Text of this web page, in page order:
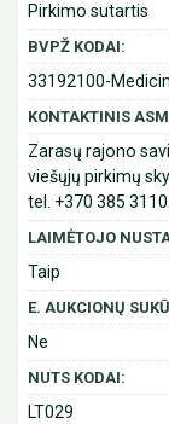
Pirkimo sutartis
BVPŽ KODAI:
33192100-
KONTAKTINIS
Zarasų rajono
viešųjų pirkimų
tel. +370 385
LAIMĖTOJO
Taip
E. AUKCIONŲ
Ne
NUTS KODAI:
LT029